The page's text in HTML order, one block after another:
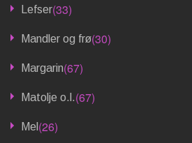
Lefser(33)
Mandler og frø(30)
Margarin(67)
Matolje o.l.(67)
Mel (26)